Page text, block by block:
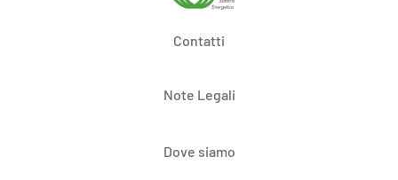
Contatti
Note Legali
Dove siamo